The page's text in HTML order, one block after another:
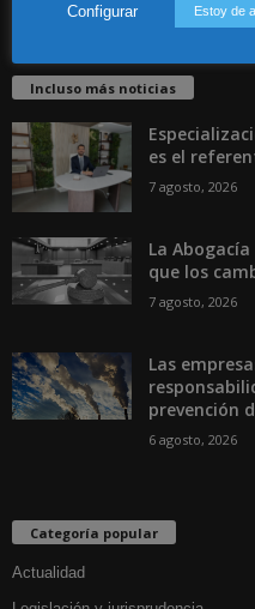
Incluso más noticias
es el
7 agosto, 2026
La
que los
7 agosto, 2026
Las
prevención
6 agosto, 2026
Categoría popular
Actualidad
Configurar Estoy de